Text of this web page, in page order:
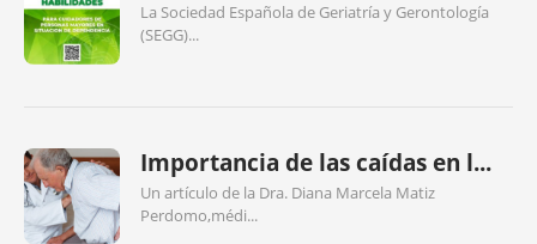
La Sociedad Española de Geriatría y Gerontología
(SEGG)...
Importancia de las caídas en l...
Un artículo de la Dra. Diana Marcela Matiz
Perdomo,médi...